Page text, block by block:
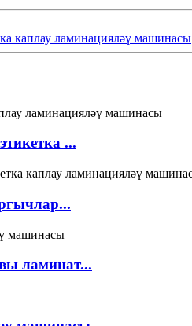
каплау ламинацияләү машинасы
...
ламинат...